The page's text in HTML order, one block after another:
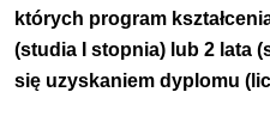
których program
(studia I stopnia) lub 2 lata
się uzyskaniem dyplomu